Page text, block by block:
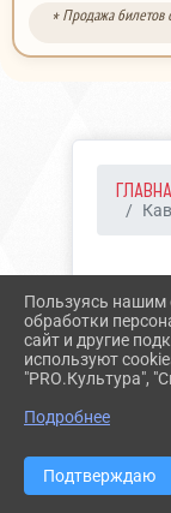
* Продажа билетов
Пользуясь нашим
обработки
сайт и другие
используют
"PRO.Культура",
Подробнее
Подтверждаю